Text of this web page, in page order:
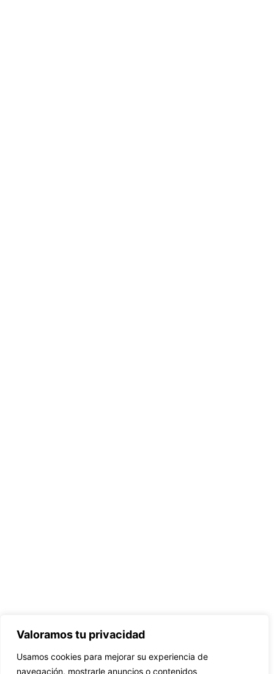
Valoramos tu privacidad
Usamos cookies para mejorar su experiencia de
navegación, mostrarle anuncios o contenidos